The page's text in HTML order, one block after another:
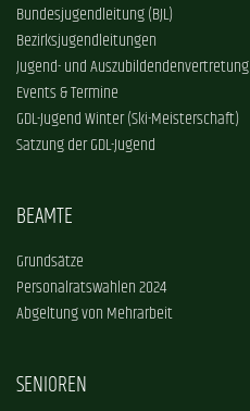
Bundesjugendleitung (BJL)
Bezirksjugendleitungen
Jugend- und Auszubildendenvertretung
Events & Termine
GDL-Jugend Winter (Ski-Meisterschaft)
Satzung der GDL-Jugend
BEAMTE
Grundsätze
Personalratswahlen 2024
Abgeltung von Mehrarbeit
SENIOREN